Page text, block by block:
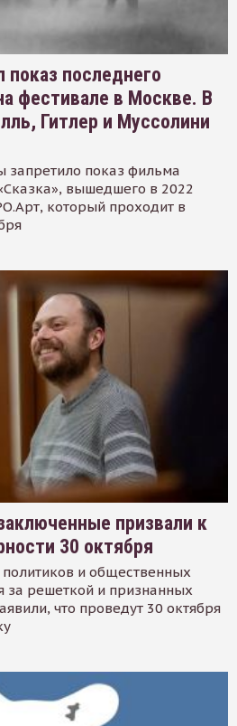
показ последнего
фестивале в Москве. В
Гитлер и Муссолини
запретило показ фильма
вышедшего в 2022
который проходит в
призвали к
30 октября
и общественных
за решеткой и признанных
что проведут 30 октября